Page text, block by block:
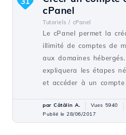
cPanel
Tutoriels / cPanel
Le cPanel permet la
illimité de comptes de
aux domaines
expliquera les étapes
et accéder à un compte
par Cătălin A. Vues 5940
Publié le 28/06/2017